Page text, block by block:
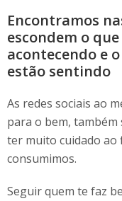
Encontramos
escondem o
acontecendo e
estão sentindo
As redes sociais ao
para o bem, também
ter muito cuidado ao
consumimos.
Seguir quem te faz